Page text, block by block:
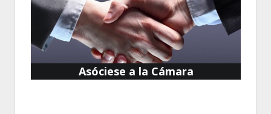
Asóciese a la Cámara